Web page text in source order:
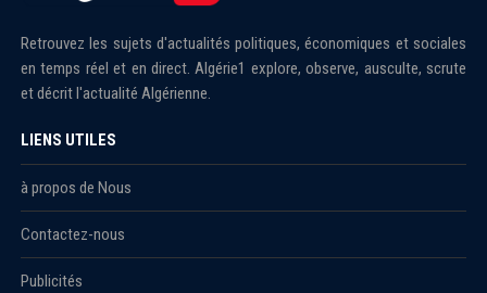
Retrouvez les sujets d'actualités politiques, économiques et sociales
en temps réel et en direct. Algérie1 explore, observe, ausculte, scrute
et décrit l'actualité Algérienne.
LIENS UTILES
à propos de Nous
Contactez-nous
Publicités